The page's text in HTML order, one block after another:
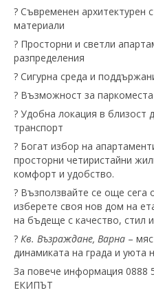
? Съвременен архитектурен
материали
? Просторни и светли
разпределения
? Сигурна среда и
? Възможност за
?️ Удобна локация в близост
транспорт
? Богат избор на
просторни четиристайни
комфорт и удобство.
? Възползвайте се още сега
изберете своя нов дом на
на бъдеще с качество, стил и
? Кв. Възраждане, Варна –
динамиката на града и уюта
За повече информация 0888
ЕКИПЪТ